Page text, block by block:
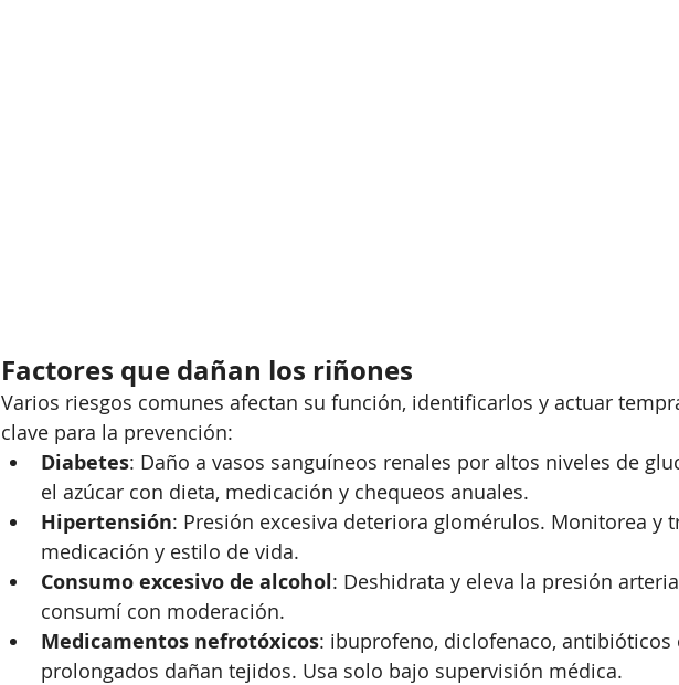
Factores que dañan los riñones
Varios riesgos comunes afectan su función, identificarlos y actuar
clave para la prevención:
Diabetes: Daño a vasos sanguíneos renales por altos niveles de
el azúcar con dieta, medicación y chequeos anuales.
Hipertensión: Presión excesiva deteriora glomérulos. Monitorea y
medicación y estilo de vida.
Consumo excesivo de alcohol: Deshidrata y eleva la presión
consumí con moderación.
Medicamentos nefrotóxicos: ibuprofeno, diclofenaco, antibióticos
prolongados dañan tejidos. Usa solo bajo supervisión médica.